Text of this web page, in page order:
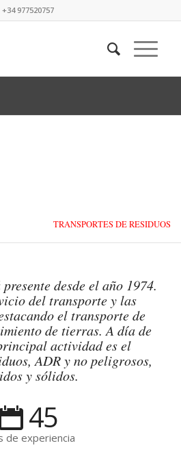
+34 977520757
TRANSPORTES DE RESIDUOS
desde el año 1974.
del transporte y las
el transporte de
de tierras. A día de
actividad es el
ADR y no peligrosos,
y sólidos.
45
de experiencia